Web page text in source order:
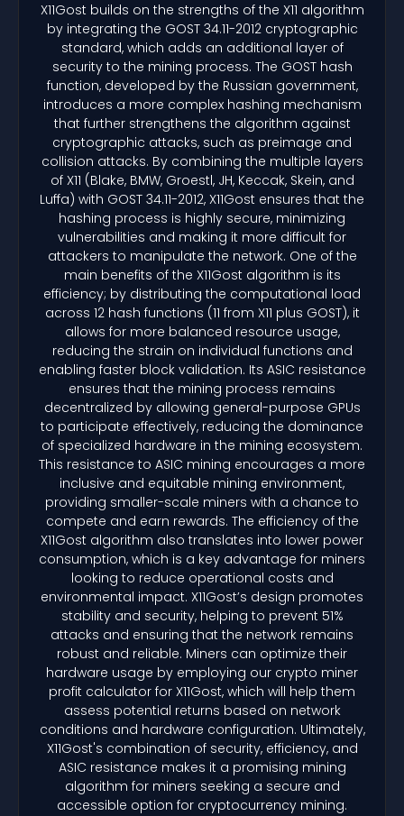
X11Gost builds on the strengths of the X11 algorithm
by integrating the GOST 34.11-2012 cryptographic
standard, which adds an additional layer of
security to the mining process. The GOST hash
function, developed by the Russian government,
introduces a more complex hashing mechanism
that further strengthens the algorithm against
cryptographic attacks, such as preimage and
collision attacks. By combining the multiple layers
of X11 (Blake, BMW, Groestl, JH, Keccak, Skein, and
Luffa) with GOST 34.11-2012, X11Gost ensures that the
hashing process is highly secure, minimizing
vulnerabilities and making it more difficult for
attackers to manipulate the network. One of the
main benefits of the X11Gost algorithm is its
efficiency; by distributing the computational load
across 12 hash functions (11 from X11 plus GOST), it
allows for more balanced resource usage,
reducing the strain on individual functions and
enabling faster block validation. Its ASIC resistance
ensures that the mining process remains
decentralized by allowing general-purpose GPUs
to participate effectively, reducing the dominance
of specialized hardware in the mining ecosystem.
This resistance to ASIC mining encourages a more
inclusive and equitable mining environment,
providing smaller-scale miners with a chance to
compete and earn rewards. The efficiency of the
X11Gost algorithm also translates into lower power
consumption, which is a key advantage for miners
looking to reduce operational costs and
environmental impact. X11Gost’s design promotes
stability and security, helping to prevent 51%
attacks and ensuring that the network remains
robust and reliable. Miners can optimize their
hardware usage by employing our crypto miner
profit calculator for X11Gost, which will help them
assess potential returns based on network
conditions and hardware configuration. Ultimately,
X11Gost's combination of security, efficiency, and
ASIC resistance makes it a promising mining
algorithm for miners seeking a secure and
accessible option for cryptocurrency mining.